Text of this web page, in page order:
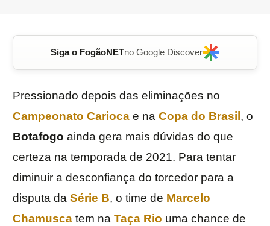
Siga o FogãoNETno Google Discover
Pressionado depois das eliminações no
Campeonato Carioca e na Copa do Brasil , o
Botafogo ainda gera mais dúvidas do que
certeza na temporada de 2021. Para tentar
diminuir a desconfiança do torcedor para a
disputa da Série B, o time de Marcelo
Chamusca tem na Taça Rio uma chance de